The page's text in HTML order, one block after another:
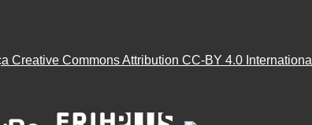
Creative Commons Attribution CC-BY 4.0 International